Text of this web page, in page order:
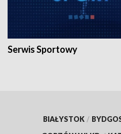
Serwis Sportowy
BIAŁYSTOK /